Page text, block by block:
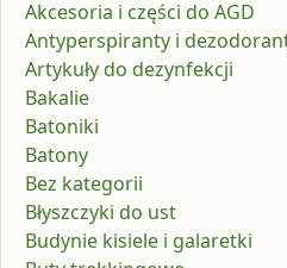
Akcesoria i części do AGD
Antyperspiranty i
Artykuły do dezynfekcji
Bakalie
Batoniki
Batony
Bez kategorii
Błyszczyki do ust
Budynie kisiele i galaretki